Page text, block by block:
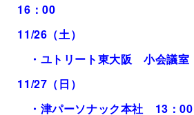
16 ：00
11/26 （土）
・ユトリート東大阪 小会議室
11/27 （日）
・津パーソナック本社
13 ：00